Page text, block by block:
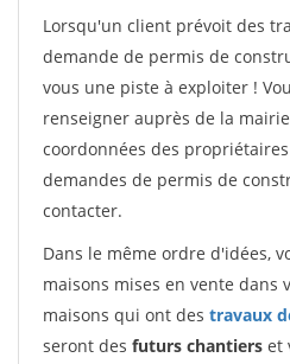
Lorsqu'un client prévoit des
demande de permis de
vous une piste à exploiter !
renseigner auprès de la
coordonnées des
demandes de permis de
contacter.
Dans le même ordre d'idées,
maisons mises en vente dans
maisons qui ont des travaux
seront des futurs chantiers et